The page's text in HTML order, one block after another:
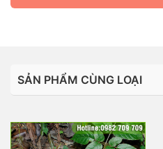
SẢN PHẨM CÙNG LOẠI